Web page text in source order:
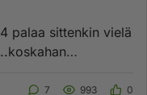
palaa sittenkin vielä
7 993 0